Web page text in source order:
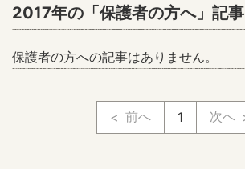
2017年の「保護者の方へ」記事
保護者の方への記事はありません。
前へ 1 次へ